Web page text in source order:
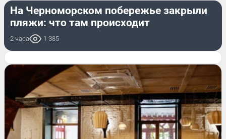
На Черноморском побережье закрыли
пляжи: что там происходит
2 часа 1 385